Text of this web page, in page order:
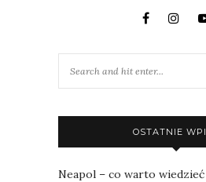
OSTATNIE
Neapol – co warto